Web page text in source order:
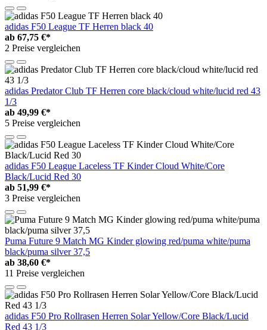
adidas F50 League TF Herren black 40
ab 67,75 €*
2 Preise vergleichen
adidas Predator Club TF Herren core black/cloud white/lucid red 43
1/3
ab 49,99 €*
5 Preise vergleichen
adidas F50 League Laceless TF Kinder Cloud White/Core
Black/Lucid Red 30
ab 51,99 €*
3 Preise vergleichen
Puma Future 9 Match MG Kinder glowing red/puma white/puma
black/puma silver 37,5
ab 38,60 €*
11 Preise vergleichen
adidas F50 Pro Rollrasen Herren Solar Yellow/Core Black/Lucid
Red 43 1/3